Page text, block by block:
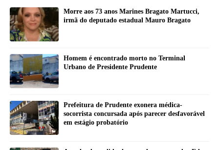
Morre aos 73 anos Marines Bragato Martucci,
irmã do deputado estadual Mauro Bragato
Homem é encontrado morto no Terminal
Urbano de Presidente Prudente
Prefeitura de Prudente exonera médica-
socorrista concursada após parecer desfavorável
em estágio probatório